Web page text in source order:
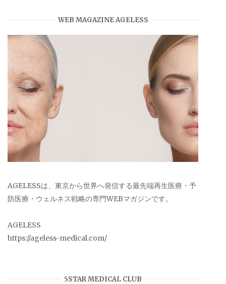
WEB MAGAZINE AGELESS
AGELESSは、東京から世界へ発信する最先端再生医療・予
防医療・ウェルネス戦略の専門WEBマガジンです。
AGELESS
https://ageless-medical.com/
5STAR MEDICAL CLUB